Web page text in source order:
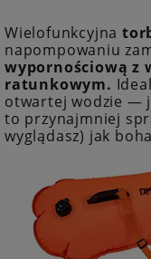
Wielofunkcyjna
napompowaniu
wypornościową z
ratunkowym.
otwartej wodzie —
to przynajmniej
wyglądasz) jak